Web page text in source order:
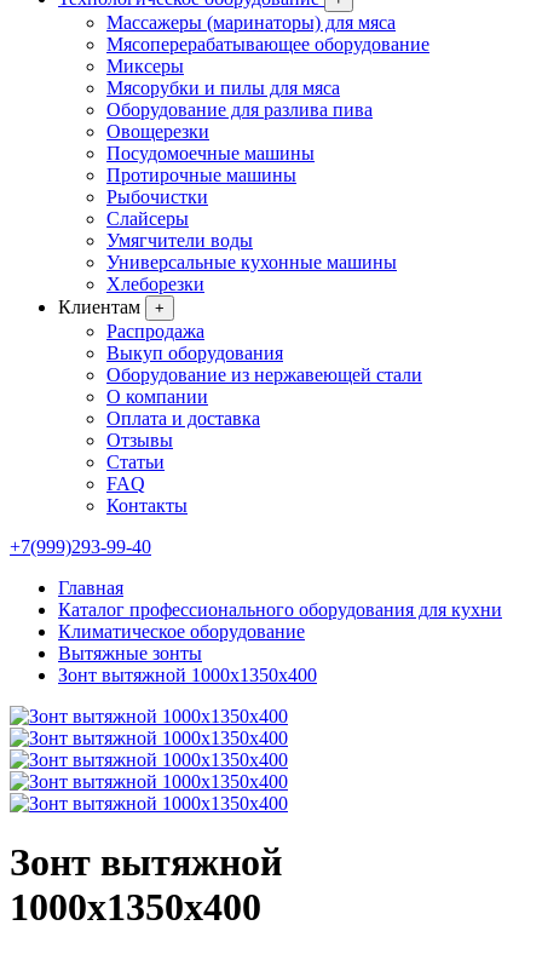
Массажеры (маринаторы) для мяса
Мясоперерабатывающее оборудование
Миксеры
Мясорубки и пилы для мяса
Оборудование для разлива пива
Овощерезки
Посудомоечные машины
Протирочные машины
Рыбочистки
Слайсеры
Умягчители воды
Универсальные кухонные машины
Хлеборезки
Клиентам
+
Распродажа
Выкуп оборудования
Оборудование из нержавеющей стали
О компании
Оплата и доставка
Отзывы
Статьи
FAQ
Контакты
+7(999)293-99-40
Главная
Каталог профессионального оборудования для кухни
Климатическое оборудование
Вытяжные зонты
Зонт вытяжной 1000х1350х400
Зонт вытяжной
1000х1350х400